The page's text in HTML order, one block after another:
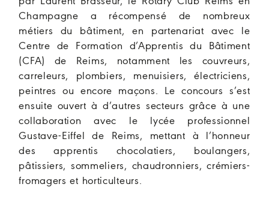
Champagne a récompensé de nombreux
métiers du bâtiment, en partenariat avec le
Centre de Formation d’Apprentis du Bâtiment
(CFA) de Reims, notamment les couvreurs,
carreleurs, plombiers, menuisiers, électriciens,
peintres ou encore maçons. Le concours s’est
ensuite ouvert à d’autres secteurs grâce à une
collaboration avec le lycée professionnel
Gustave-Eiffel de Reims, mettant à l’honneur
des apprentis chocolatiers, boulangers,
pâtissiers, sommeliers, chaudronniers, crémiers-
fromagers et horticulteurs.